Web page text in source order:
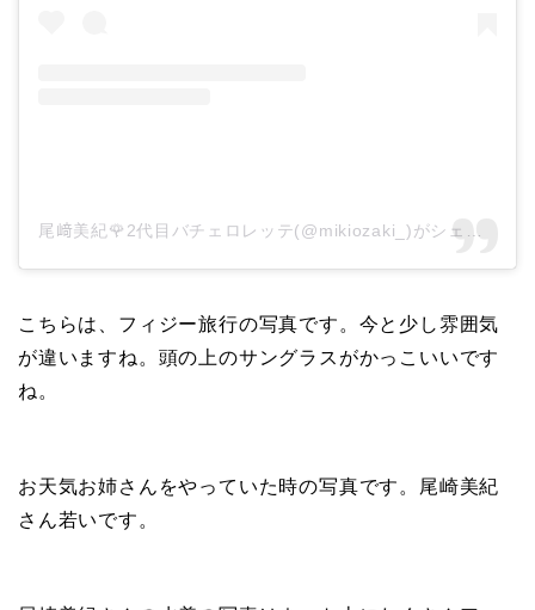
こちらは、フィジー旅行の写真です。今と少し雰囲気
が違いますね。頭の上のサングラスがかっこいいです
ね。
お天気お姉さんをやっていた時の写真です。尾崎美紀
さん若いです。